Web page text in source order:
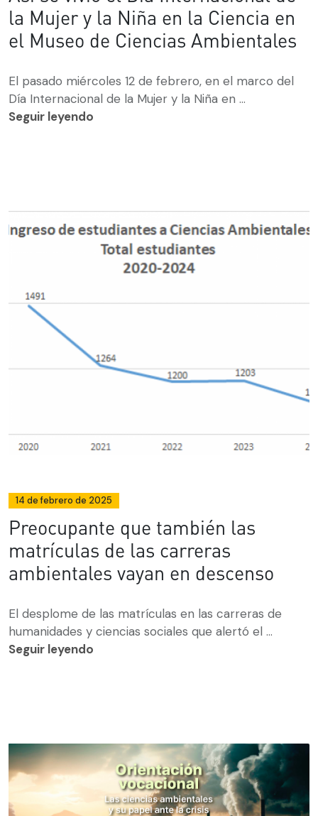
la Mujer y la Niña en la Ciencia en
el Museo de Ciencias Ambientales
El pasado miércoles 12 de febrero, en el marco del
Día Internacional de la Mujer y la Niña en ...
Seguir leyendo
14 de febrero de 2025
Preocupante que también las
matrículas de las carreras
ambientales vayan en descenso
El desplome de las matrículas en las carreras de
humanidades y ciencias sociales que alertó el ...
Seguir leyendo